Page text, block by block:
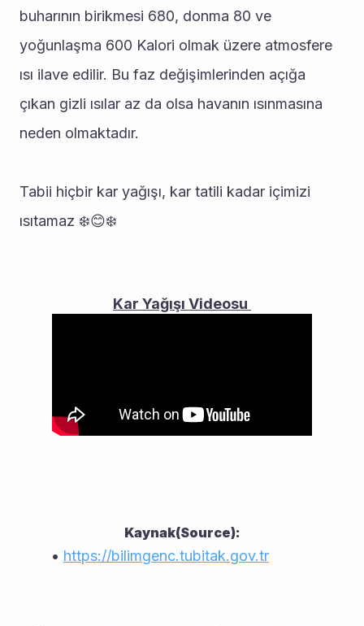
buharının birikmesi 680, donma 80 ve
yoğunlaşma 600 Kalori olmak üzere atmosfere
ısı ilave edilir. Bu faz değişimlerinden açığa
çıkan gizli ısılar az da olsa havanın ısınmasına
neden olmaktadır.
Tabii hiçbir kar yağışı, kar tatili kadar içimizi
ısıtamaz ❄️😊❄️
Kar Yağışı Videosu
Kaynak(Source):
https://bilimgenc.tubitak.gov.tr